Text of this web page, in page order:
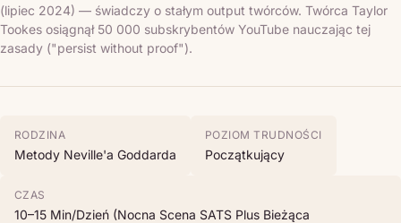
(lipiec 2024) — świadczy o stałym output twórców. Twórca Taylor
Tookes osiągnął 50 000 subskrybentów YouTube nauczając tej
zasady ("persist without proof").
RODZINA
Metody Neville'a Goddarda
POZIOM TRUDNOŚCI
Początkujący
CZAS
10–15 Min/dzień (nocna Scena SATS Plus Bieżąca